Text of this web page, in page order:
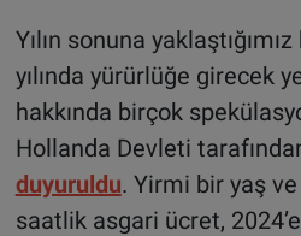
Yılın sonuna
yılında yürürlüğe girecek
hakkında birçok
Hollanda Devleti
duyuruldu. Yirmi bir yaş
saatlik asgari ücret,